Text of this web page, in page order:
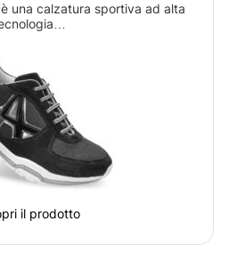
è una calzatura sportiva ad alta
il prodotto